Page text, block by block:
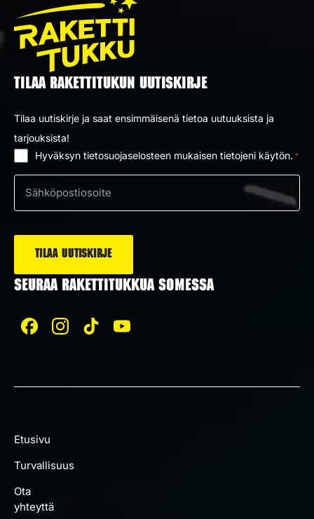
TILAA RAKETTITUKUN UUTISKIRJE
Tilaa uutiskirje ja saat ensimmäisenä tietoa uutuuksista ja
tarjouksista!
Hyväksyn tietosuojaselosteen mukaisen tietojeni käytön. *
Sähköposti
SEURAA RAKETTITUKKUA SOMESSA
Etusivu
Turvallisuus
Ota
yhteyttä